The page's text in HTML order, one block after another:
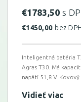
€1783,50 s
€1450,00 bez DPH
Inteligentná batéria
Agras T30. Má
napätí 51,8 V.
Vidieť viac